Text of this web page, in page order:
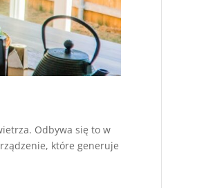
Odbywa się to w
które generuje